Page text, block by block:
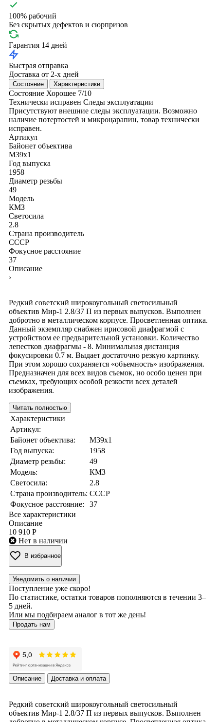
100% рабочий
Без скрытых дефектов и сюрпризов
Гарантия 14 дней
Быстрая отправка
Доставка от 2-х дней
Состояние Характеристики
Состояние Хорошее 7/10
Технически исправен Следы эксплуатации
Присутствуют внешние следы эксплуатации. Возможно
наличие потертостей и микроцарапин, товар технически
исправен.
Артикул
Байонет объектива
M39x1
Год выпуска
1958
Диаметр резьбы
49
Модель
КМЗ
Светосила
2.8
Страна производитель
СССР
Фокусное расстояние
37
Описание
›
Редкий советский широкоугольный светосильный
объектив Мир-1 2.8/37 П из первых выпусков. Выполнен
добротно в металлическом корпусе. Просветленная оптика.
Данный экземпляр снабжен ирисовой диафрагмой с
устройством ее предварительной установки. Количество
лепестков диафрагмы - 8. Минимальная дистанция
фокусировки 0.7 м. Выдает достаточно резкую картинку.
При этом хорошо сохраняется «объемность» изображения.
Предназначен для всех видов съемок, но особо ценен при
съемках, требующих особой резкости всех деталей
изображения.
Читать полностью
Характеристики
Артикул:
Байонет объектива:
M39x1
Год выпуска:
1958
Диаметр резьбы:
49
Модель:
КМЗ
Светосила:
2.8
Страна производитель: СССР
Фокусное расстояние:
37
Все характеристики
Описание
10 910 Р
Нет в наличии
В избранное
Уведомить о наличии
Поступление уже скоро!
По статистике, остатки товаров пополняются в течении 3–
5 дней.
Или мы подбираем аналог в тот же день!
Продать нам
Описание Доставка и оплата
Редкий советский широкоугольный светосильный
объектив Мир-1 2.8/37 П из первых выпусков. Выполнен